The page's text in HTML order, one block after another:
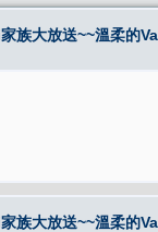
族大放送~~溫柔的
族大放送~~溫柔的